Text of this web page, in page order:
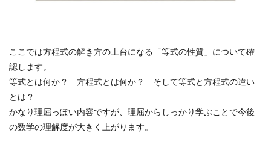
ここでは方程式の解き方の土台になる「等式の性質」について確
認します。
等式とは何か？ 方程式とは何か？ そして等式と方程式の違い
とは？
かなり理屈っぽい内容ですが、理屈からしっかり学ぶことで今後
の数学の理解度が大きく上がります。